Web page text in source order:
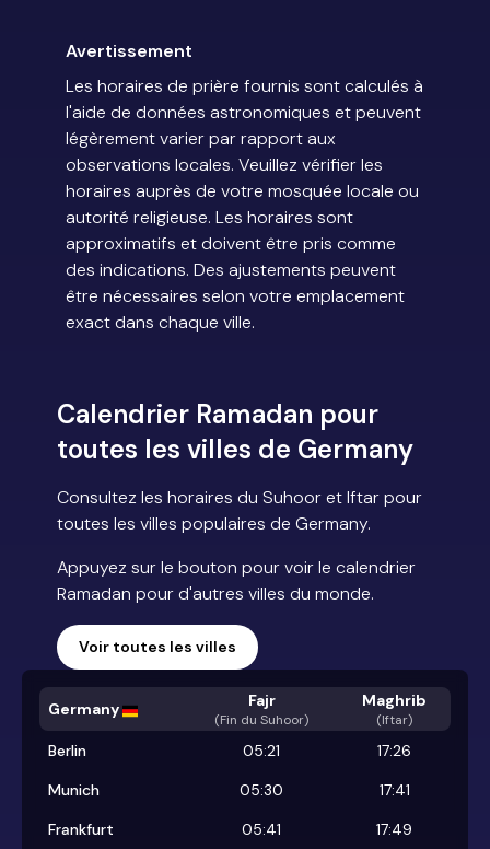
Avertissement
Les horaires de prière fournis sont calculés à
l'aide de données astronomiques et peuvent
légèrement varier par rapport aux
observations locales. Veuillez vérifier les
horaires auprès de votre mosquée locale ou
autorité religieuse. Les horaires sont
approximatifs et doivent être pris comme
des indications. Des ajustements peuvent
être nécessaires selon votre emplacement
exact dans chaque ville.
Calendrier Ramadan pour
toutes les villes de Germany
Consultez les horaires du Suhoor et Iftar pour
toutes les villes populaires de Germany.
Appuyez sur le bouton pour voir le calendrier
Ramadan pour d'autres villes du monde.
Voir toutes les villes
Germany Fajr
(Fin du Suhoor)
Maghrib
(Iftar)
Berlin 05:21
17:26
Munich
05:30
17:41
Frankfurt
05:41
17:49